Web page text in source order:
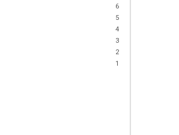
6
5
4
3
2
1